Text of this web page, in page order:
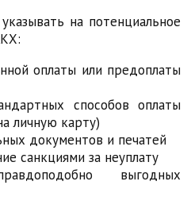
на потенциальное
оплаты или предоплаты
способов оплаты
личную карту)
документов и печатей
санкциями за неуплату
выгодных